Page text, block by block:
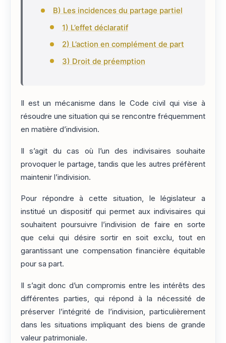
B) Les incidences du partage partiel
1) L’effet déclaratif
2) L’action en complément de part
3) Droit de préemption
Il est un mécanisme dans le Code civil qui vise à
résoudre une situation qui se rencontre fréquemment
en matière d’indivision.
Il s’agit du cas où l’un des indivisaires souhaite
provoquer le partage, tandis que les autres préfèrent
maintenir l’indivision.
Pour répondre à cette situation, le législateur a
institué un dispositif qui permet aux indivisaires qui
souhaitent poursuivre l’indivision de faire en sorte
que celui qui désire sortir en soit exclu, tout en
garantissant une compensation financière équitable
pour sa part.
Il s’agit donc d’un compromis entre les intérêts des
différentes parties, qui répond à la nécessité de
préserver l’intégrité de l’indivision, particulièrement
dans les situations impliquant des biens de grande
valeur patrimoniale.